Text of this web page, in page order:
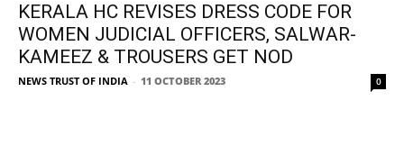
KERALA HC REVISES DRESS CODE FOR
WOMEN JUDICIAL OFFICERS, SALWAR-
KAMEEZ & TROUSERS GET NOD
NEWS TRUST OF INDIA - 11 OCTOBER 2023 0